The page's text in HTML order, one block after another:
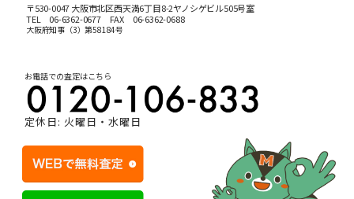
〒530-0047 大阪市北区西天満6丁目8-2ヤノシゲビル505号室
TEL 06-6362-0677FAX 06-6362-0688
大阪府知事（3）第58184号
お電話での査定はこちら
定休日: 火曜日・水曜日